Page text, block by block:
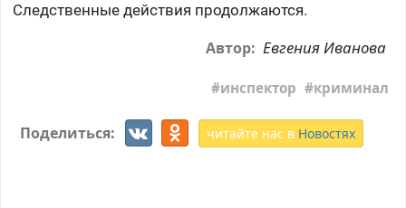
Следственные действия продолжаются.
Автор: Евгения Иванова
инспектор криминал
Поделиться: читайте нас в Новостях